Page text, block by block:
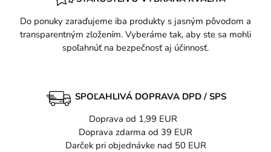
Do ponuky zaraďujeme iba produkty s jasným pôvodom a
transparentným zložením. Vyberáme tak, aby ste sa mohli
spoľahnúť na bezpečnosť aj účinnosť.
SPOĽAHLIVÁ DOPRAVA DPD / SPS
Doprava od 1,99 EUR
Doprava zdarma od 39 EUR
Darček pri objednávke nad 50 EUR